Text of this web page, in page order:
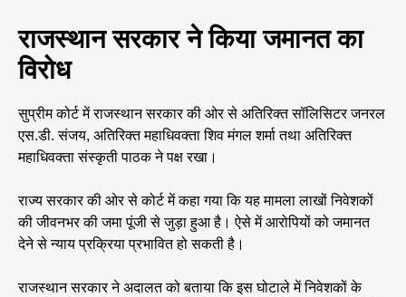
राजस्थान सरकार ने किया जमानत का
विरोध
सुप्रीम कोर्ट में राजस्थान सरकार की ओर से अतिरिक्त सॉलिसिटर जनरल
एस.डी. संजय, अतिरिक्त महाधिवक्ता शिव मंगल शर्मा तथा अतिरिक्त
महाधिवक्ता संस्कृती पाठक ने पक्ष रखा।
राज्य सरकार की ओर से कोर्ट में कहा गया कि यह मामला लाखों निवेशकों
की जीवनभर की जमा पूंजी से जुड़ा हुआ है। ऐसे में आरोपियों को जमानत
देने से न्याय प्रक्रिया प्रभावित हो सकती है।
राजस्थान सरकार ने अदालत को बताया कि इस घोटाले में निवेशकों के